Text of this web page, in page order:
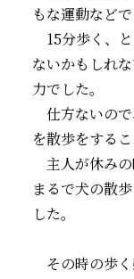
もな運動など
15分歩く、
ないかもしれ
力でした。
仕方ないの
を散歩をするこ
主人が休みの
まるで犬の散
した。
その時の歩